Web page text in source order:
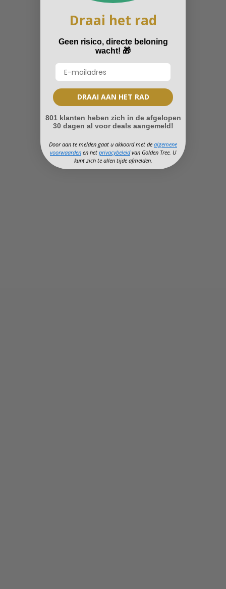
Draai het rad
Geen risico, directe beloning
wacht! 🎁
DRAAI AAN HET RAD
801 klanten heben zich in de afgelopen
30 dagen al voor deals aangemeld!
Door aan te melden gaat u akkoord met de algemene
voorwaarden en het privacybeleidvan Golden Tree. U
kunt zich te allen tijde afmelden.